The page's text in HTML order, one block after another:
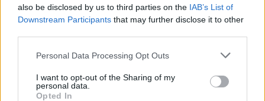
also be disclosed by us to third parties on the IAB’s List of
Downstream Participants that may further disclose it to other
Personal Data Processing Opt Outs
I want to opt-out of the Sharing of my
personal data.
Opted In
näyttää syksyn sää
rajoitus
Kela muuttaa terapiakäytäntöä